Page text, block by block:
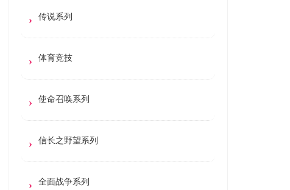
传说系列
体育竞技
使命召唤系列
信长之野望系列
全面战争系列